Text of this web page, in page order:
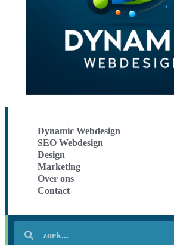
Dynamic Webdesign
SEO Webdesign
Design
Marketing
Over ons
Contact